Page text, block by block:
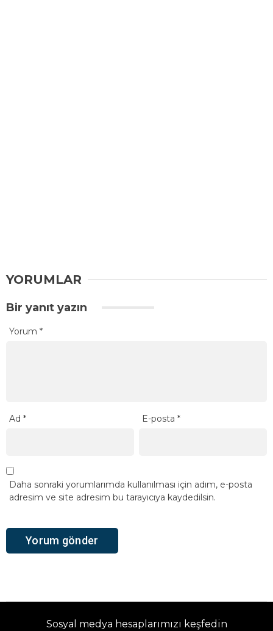
YORUMLAR
Bir yanıt yazın
Yorum *
Ad * E-posta*
Daha sonraki yorumlarımda kullanılması için adım, e-posta
adresim ve site adresim bu tarayıcıya kaydedilsin.
Sosyal medya hesaplarımızı keşfedin